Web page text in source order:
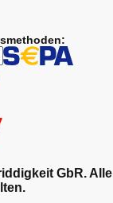
GbR. Alle